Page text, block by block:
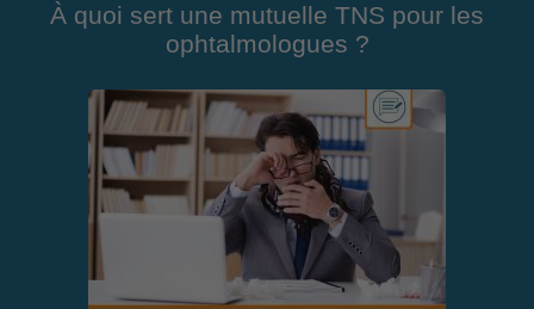
À quoi sert une mutuelle TNS pour les
ophtalmologues ?